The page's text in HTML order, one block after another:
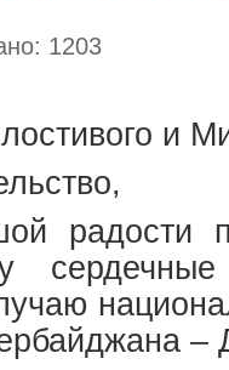
1203
и
радости
–